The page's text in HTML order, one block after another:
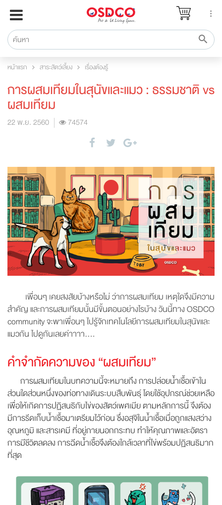
หน้าแรก
แบรนด์
รีวิว
ปรึกษาหมอ
สาระสัตว์เลี้ยง
Pet Channel
หน้าแรก สาระสัตว์เลี้ยง เรื่องต้องรู้
การผสมเทียมในสุนัขและแมว : ธรรมชาติ vs
ผสมเทียม
22 พ.ย. 2560 74574
เพื่อนๆ เคยสงสัยบ้างหรือไม่ ว่าการผสมเทียม เหตุใดจึงมีความ
สำคัญ และการผสมเทียมนั้นมีขั้นตอนอย่างไรบ้าง วันนี้ทาง OSDCO
community จะพาเพื่อนๆ ไปรู้จักเทคโนโลยีการผสมเทียมในสุนัขและ
แมวกัน ไปดูกันเลยค่าาาา....
คำจำกัดความของ “ผสมเทียม”
การผสมเทียมในบทความนี้จะหมายถึง การปล่อยน้ำเชื้อเข้าใน
ส่วนใดส่วนหนึ่งของท่อทางเดินระบบสืบพันธุ์ โดยใช้อุปกรณ์ช่วยเหลือ
เพื่อให้เกิดการปฏิสนธิกับไข่ของสัตว์เพศเมีย ตามหลักการนี้ จึงต้อง
มีการรีดเก็บน้ำเชื้อมาเตรียมไว้ก่อน ซึ่งอสุจิในน้ำเชื้อเมื่อถูกแสงสว่าง
อุณหภูมิ และสารเคมี ที่อยู่ภายนอกกระทบ ทำให้คุณภาพและอัตรา
การมีชีวิตลดลง การฉีดน้ำเชื้อจึงต้องใกล้เวลาที่ไข่พร้อมปฏิสนธิมาก
ที่สุด